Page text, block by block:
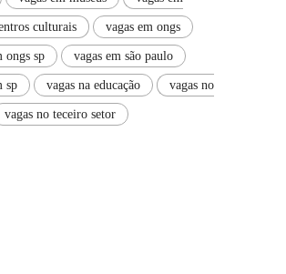
culturais vagas em ongs
ongs sp vagas em são paulo
sp vagas na educação vagas no
vagas no teceiro setor